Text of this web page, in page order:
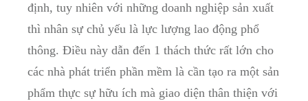
định, tuy nhiên với những doanh nghiệp sản xuất
thì nhân sự chủ yếu là lực lượng lao động phổ
thông. Điều này dẫn đến 1 thách thức rất lớn cho
các nhà phát triển phần mềm là cần tạo ra một sản
phẩm thực sự hữu ích mà giao diện thân thiện với